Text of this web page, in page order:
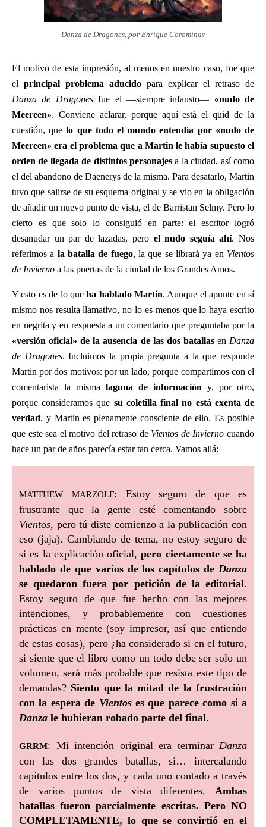
Danza de Dragones, por Enrique Corominas
El motivo de esta impresión, al menos en nuestro caso, fue que
el principal problema aducido para explicar el retraso de
Danza de Dragonesfue el —siempre infausto— «nudo de
Meereen». Conviene aclarar, porque aquí está el quid de la
cuestión, quelo que todo el mundo entendía por «nudo de
Meereen» era el problema que a Martin le había supuesto el
orden de llegada de distintos personajes a la ciudad, así como
el del abandono de Daenerys de la misma. Para desatarlo, Martin
tuvo que salirse de su esquema original y se vio en la obligación
de añadir un nuevo punto de vista, el de Barristan Selmy. Pero lo
cierto es que solo lo consiguió en parte: el escritor logró
desanudar un par de lazadas, pero el nudo seguía ahí. Nos
referimos a la batalla de fuego, la que se librará ya en Vientos
de Invierno a las puertas de la ciudad de los Grandes Amos.
Y esto es de lo queha hablado Martin. Aunque el apunte en sí
mismo nos resulta llamativo, no lo es menos que lo haya escrito
en negrita y en respuesta a un comentario que preguntaba por la
«versión oficial» de la ausencia de las dos batallasenDanza
de Dragones. Incluimos la propia pregunta a la que responde
Martin por dos motivos: por un lado, porque compartimos con el
comentarista la misma laguna de información y, por otro,
porque consideramos que su coletilla final no está exenta de
verdad, y Martin es plenamente consciente de ello. Es posible
que este sea el motivo del retraso de Vientos de Invierno cuando
hace un par de años parecía estar tan cerca. Vamos allá:
matthew marzolf: Estoy seguro de que es
frustrante que la gente esté comentando sobre
Vientos, pero tú diste comienzo a la publicación con
eso (jaja). Cambiando de tema, no estoy seguro de
si es la explicación oficial,pero ciertamente se ha
hablado de que varios de los capítulos de Danza
se quedaron fuera por petición de la editorial.
Estoy seguro de que fue hecho con las mejores
intenciones, y probablemente con cuestiones
prácticas en mente (soy impresor, así que entiendo
de estas cosas), pero ¿ha considerado si en el futuro,
si siente que el libro como un todo debe ser solo un
volumen, será más probable que resista este tipo de
demandas? Siento que la mitad de la frustración
con la espera de Vientoses que parece como si a
Danza le hubieran robado parte del final.
grrm: Mi intención original era terminar Danza
con las dos grandes batallas, sí… intercalando
capítulos entre los dos, y cada uno contado a través
de varios puntos de vista diferentes. Ambas
batallas fueron parcialmente escritas. Pero NO
COMPLETAMENTE, lo que se convirtió en el